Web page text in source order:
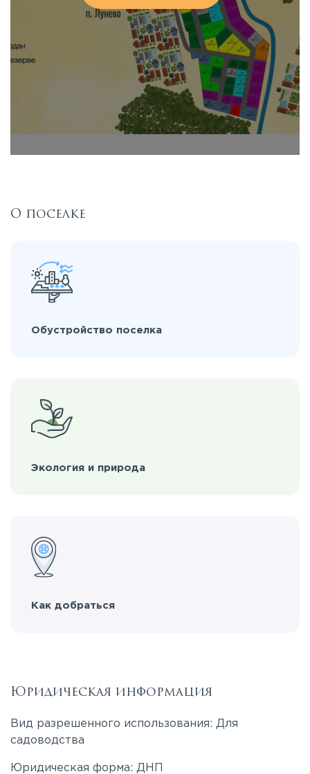
О поселке
Обустройство поселка
Экология и природа
Как добраться
Юридическая информация
Вид разрешенного использования: Для
садоводства
Юридическая форма: ДНП